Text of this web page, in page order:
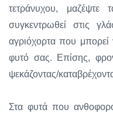
τετράνυχου,
συγκεντρωθεί στις
αγριόχορτα που
φυτό σας. Επίσης,
ψεκάζοντας/
Στα φυτά που